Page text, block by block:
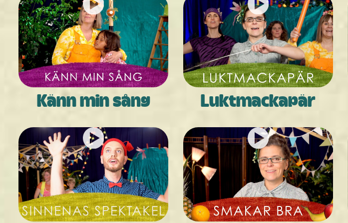
Känn min sång Luktmackapär